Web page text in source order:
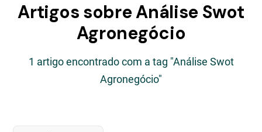
Artigos sobre Análise Swot
Agronegócio
1 artigo encontrado com a tag "Análise Swot
Agronegócio"